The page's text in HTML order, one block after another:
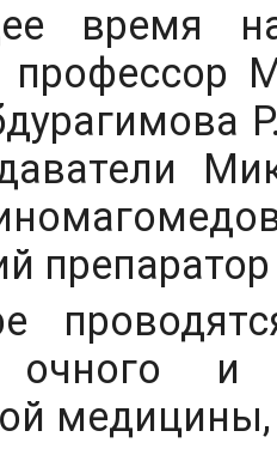
время
очного и
медицины,